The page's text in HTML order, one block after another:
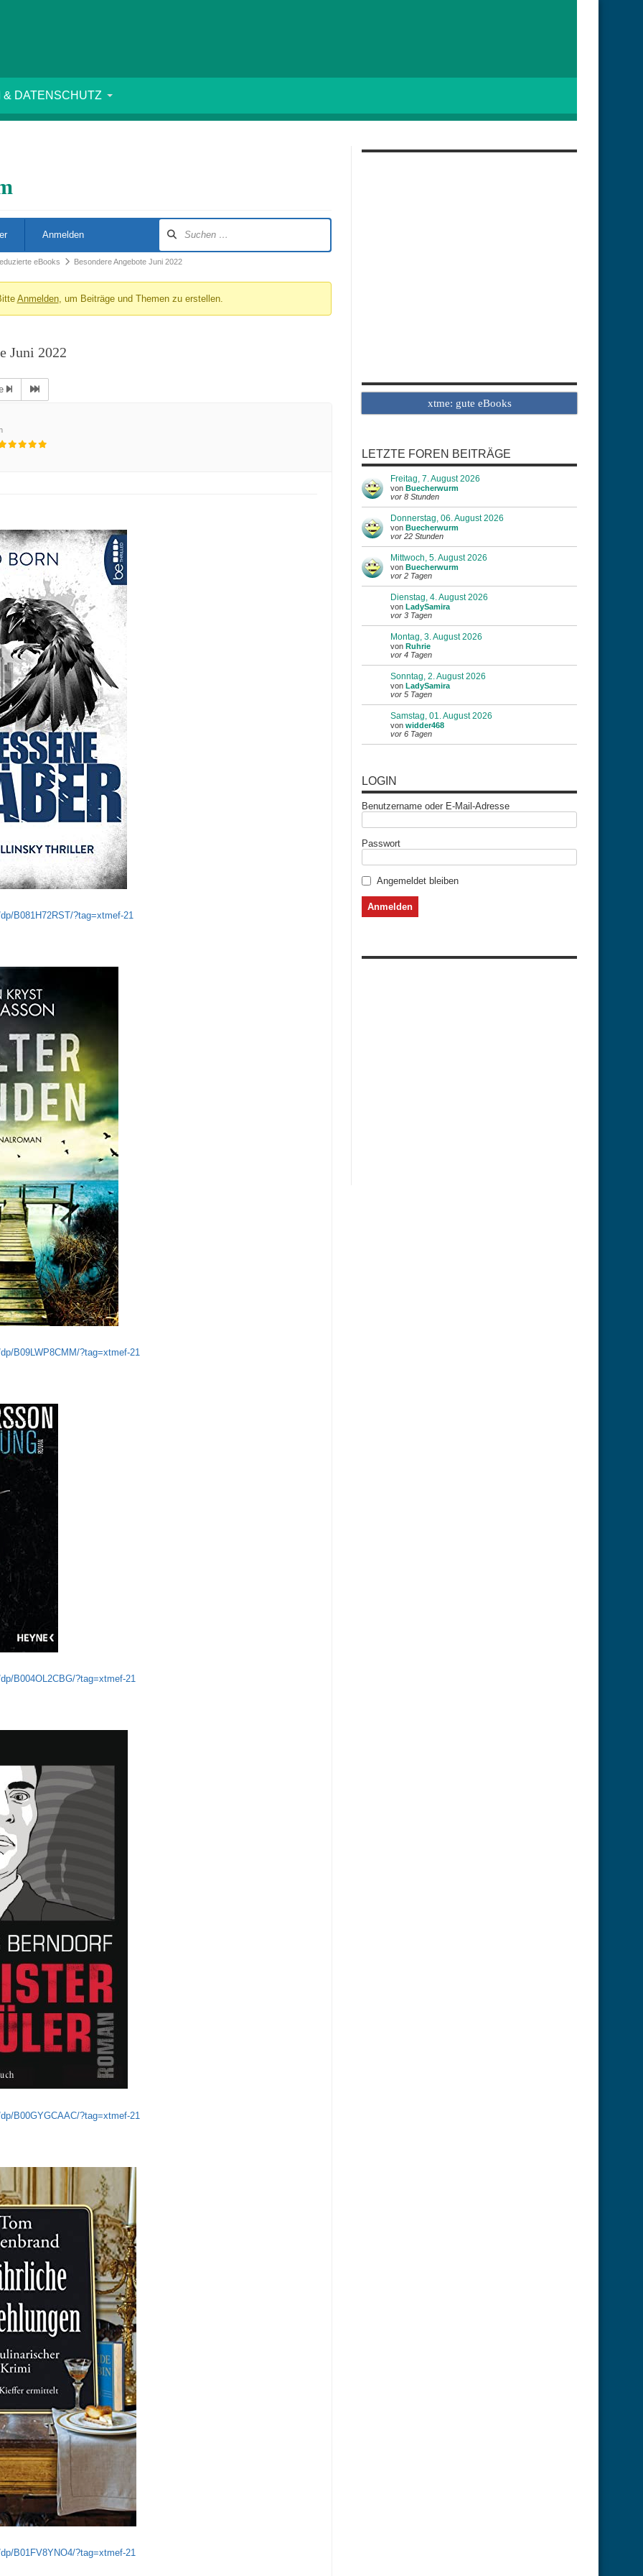
& DATENSCHUTZ
Anmelden
eBooks Besondere Angebote Juni 2022
Anmelden, um Beiträge und Themen zu erstellen.
Juni 2022
B081H72RST/?tag=xtmef-21
B09LWP8CMM/?tag=xtmef-21
B004OL2CBG/?tag=xtmef-21
B00GYGCAAC/?tag=xtmef-21
B01FV8YNO4/?tag=xtmef-21
xtme: gute eBooks
LETZTE FOREN BEITRÄGE
Freitag, 7. August 2026
von Buecherwurm
vor 8 Stunden
Donnerstag, 06. August 2026
von Buecherwurm
vor 22 Stunden
Mittwoch, 5. August 2026
von Buecherwurm
vor 2 Tagen
Dienstag, 4. August 2026
von LadySamira
vor 3 Tagen
Montag, 3. August 2026
von Ruhrie
vor 4 Tagen
Sonntag, 2. August 2026
von LadySamira
vor 5 Tagen
Samstag, 01. August 2026
von widder468
vor 6 Tagen
LOGIN
Benutzername oder E-Mail-Adresse
Passwort
Angemeldet bleiben
wp-content/plugins/tinymce-advanced/mce/anchor/plugin.min.js